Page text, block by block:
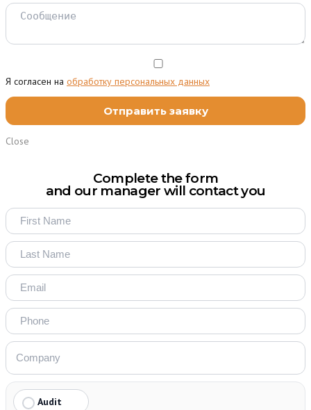
Я согласен на обработку персональных данных
Close
Complete the form
and our manager will contact you
Audit